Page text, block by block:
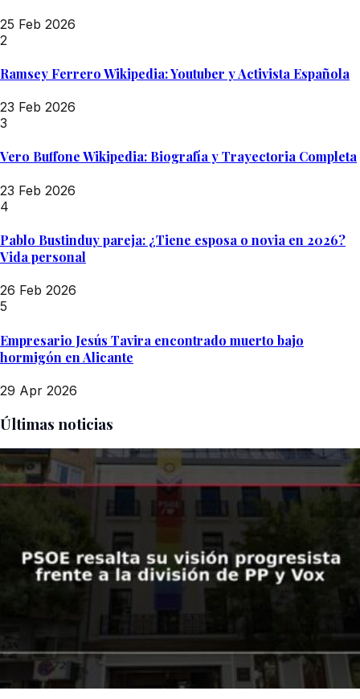
25 Feb 2026
2
Ramsey Ferrero Wikipedia: Youtuber y Activista Española
23 Feb 2026
3
Vero Buffone Wikipedia: Biografía y Trayectoria Completa
23 Feb 2026
4
Pablo Bustinduy pareja: ¿Tiene esposa o novia en 2026?
Vida personal
26 Feb 2026
5
Empresario Jesús Tavira encontrado muerto bajo
hormigón en Alicante
29 Apr 2026
Últimas noticias